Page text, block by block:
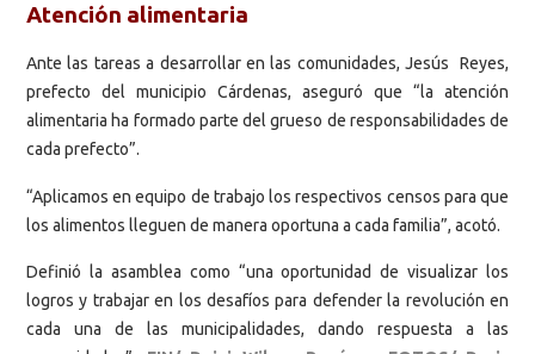
Atención alimentaria
Ante las tareas a desarrollar en las comunidades, Jesús Reyes,
prefecto del municipio Cárdenas, aseguró que “la atención
alimentaria ha formado parte del grueso de responsabilidades de
cada prefecto”.
“Aplicamos en equipo de trabajo los respectivos censos para que
los alimentos lleguen de manera oportuna a cada familia”, acotó.
Definió la asamblea como “una oportunidad de visualizar los
logros y trabajar en los desafíos para defender la revolución en
cada una de las municipalidades, dando respuesta a las